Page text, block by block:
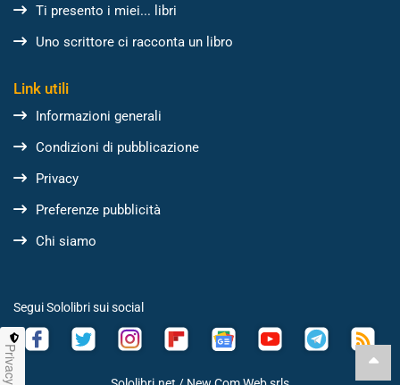
Ti presento i miei... libri
Uno scrittore ci racconta un libro
Link utili
Informazioni generali
Condizioni di pubblicazione
Privacy
Preferenze pubblicità
Chi siamo
Segui Sololibri sui social
Privacy